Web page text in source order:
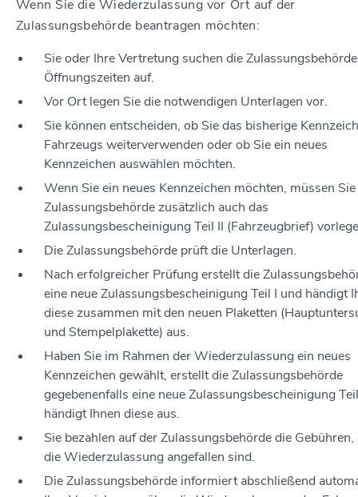
Wenn Sie die Wiederzulassung vor Ort auf der
Zulassungsbehörde beantragen möchten:
Sie oder Ihre Vertretung suchen die
Öffnungszeiten auf.
Vor Ort legen Sie die notwendigen Unterlagen vor.
Sie können entscheiden, ob Sie das bisherige
Fahrzeugs weiterverwenden oder ob Sie ein neues
Kennzeichen auswählen möchten.
Wenn Sie ein neues Kennzeichen möchten, müssen
Zulassungsbehörde zusätzlich auch das
Zulassungsbescheinigung Teil II (Fahrzeugbrief)
Die Zulassungsbehörde prüft die Unterlagen.
Nach erfolgreicher Prüfung erstellt die
eine neue Zulassungsbescheinigung Teil I und händigt
diese zusammen mit den neuen Plaketten
und Stempelplakette) aus.
Haben Sie im Rahmen der Wiederzulassung ein neues
Kennzeichen gewählt, erstellt die Zulassungsbehörde
gegebenenfalls eine neue Zulassungsbescheinigung
händigt Ihnen diese aus.
Sie bezahlen auf der Zulassungsbehörde die
die Wiederzulassung angefallen sind.
Die Zulassungsbehörde informiert abschließend